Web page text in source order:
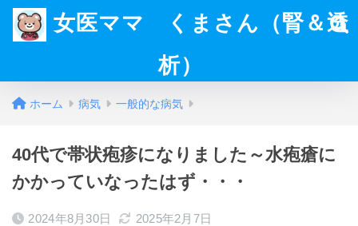
女医ママ くまさん（腎＆透
析）
ホーム 病気 一般的な病気
40代で帯状疱疹になりました～水疱瘡に
かかっていなったはず・・・
2024年8月30日 2025年2月7日